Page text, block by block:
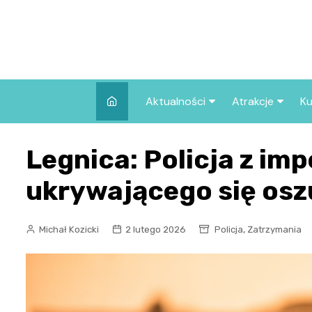
Aktualności
Wszystkie wpisy
Atrakcje
we Wrocławiu
Co warto
Wrocławiu?
Legnica: Policja z
ukrywającego się
Michał Kozicki 2 lutego 2026 Policja, Zatrzymania